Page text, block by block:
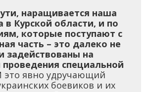
наращивается наша
в Курской области, и по
которые поступают с
часть – это далеко не
задействованы на
специальной
это явно удручающий
боевиков и их